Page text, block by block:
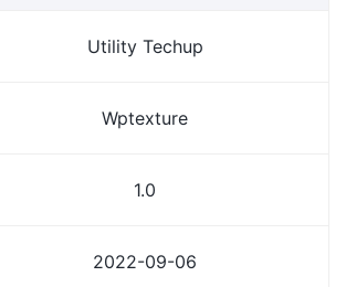
Utility Techup
Wptexture
1.0
2022-09-06